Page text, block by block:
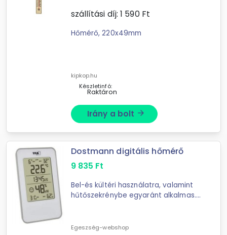
szállítási díj: 1 590Ft
Hőmérő, 220x49mm
kipkop.hu
Készletinfó:
Raktáron
Irány a bolt arrow_forward
Dostmann digitális hőmérő
9 835 Ft
Bel-és kültéri használatra, valamint
hűtőszekrénybe egyaránt alkalmas.
funkcióFröccsenő víz ...
Egeszség-webshop